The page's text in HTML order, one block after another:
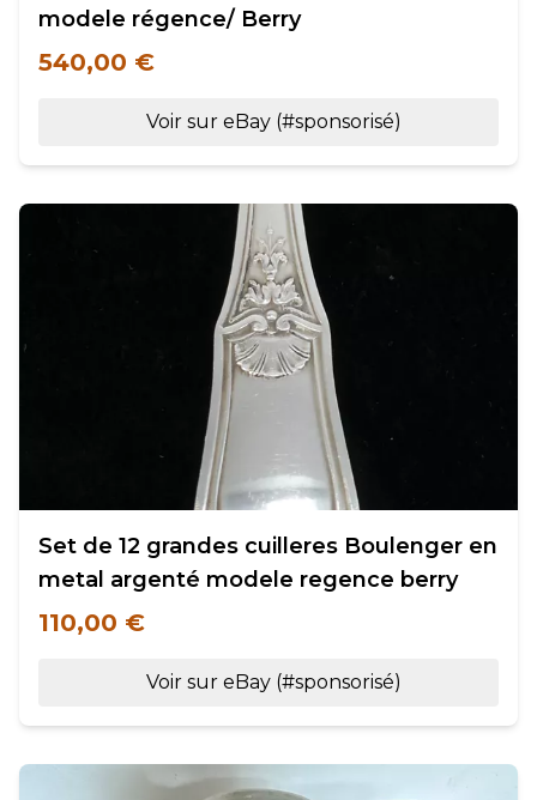
modele régence/ Berry
540,00 €
Voir sur eBay (#sponsorisé)
Set de 12 grandes cuilleres Boulenger en
metal argenté modele regence berry
110,00 €
Voir sur eBay (#sponsorisé)